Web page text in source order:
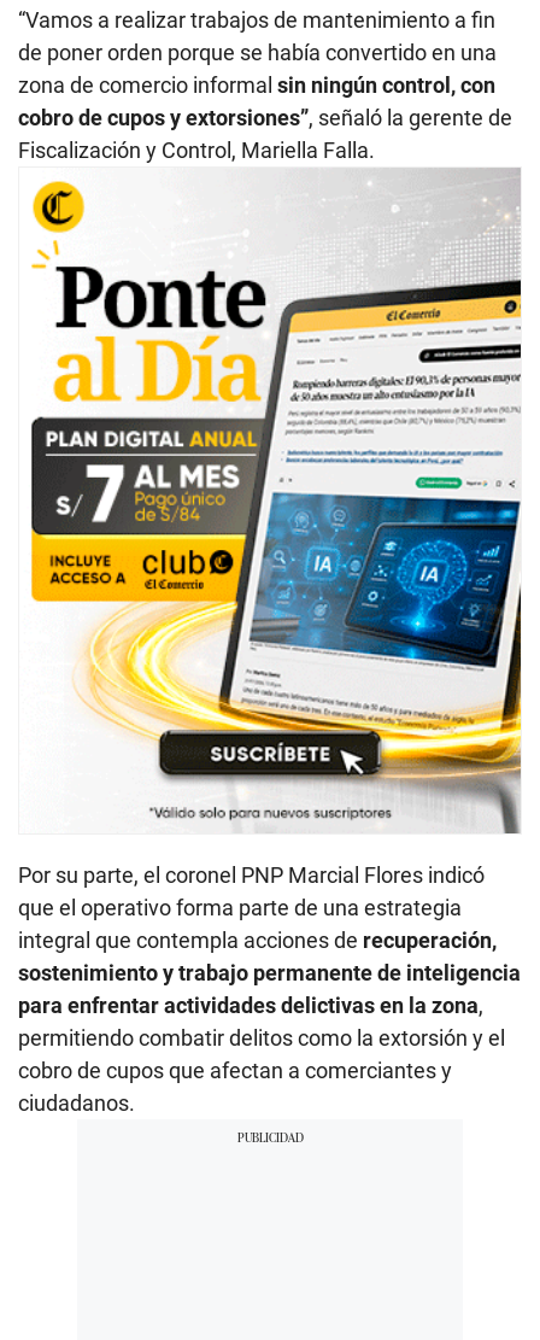
“Vamos a realizar trabajos de mantenimiento a fin
de poner orden porque se había convertido en una
zona de comercio informal sin ningún control, con
cobro de cupos y extorsiones”, señaló la gerente de
Fiscalización y Control, Mariella Falla.
Por su parte, el coronel PNP Marcial Flores indicó
que el operativo forma parte de una estrategia
integral que contempla acciones de recuperación,
sostenimiento y trabajo permanente de inteligencia
para enfrentar actividades delictivas en la zona,
permitiendo combatir delitos como la extorsión y el
cobro de cupos que afectan a comerciantes y
ciudadanos.